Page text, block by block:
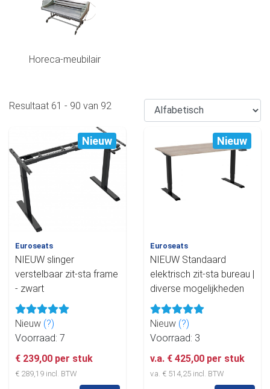
Horeca-meubilair
Resultaat 61 - 90 van 92
Nieuw
Euroseats
NIEUW slinger
verstelbaar zit-sta frame
- zwart
Nieuw (?)
Voorraad: 7
€ 239,00 per stuk
€ 289,19 incl. BTW
Nieuw
Euroseats
NIEUW Standaard
elektrisch zit-sta bureau |
diverse mogelijkheden
Nieuw (?)
Voorraad: 3
v.a. € 425,00 per stuk
v.a. € 514,25 incl. BTW